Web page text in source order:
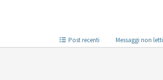
Post recenti Messaggi non letti